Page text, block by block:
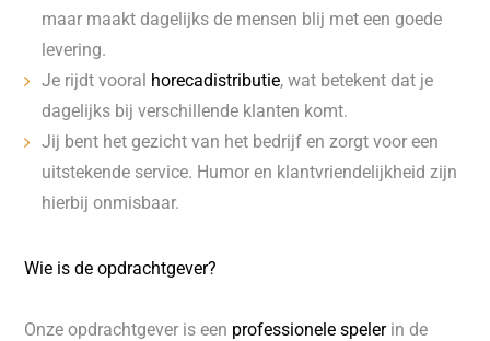
maar maakt dagelijks de mensen blij met een goede
levering.
Je rijdt vooral horecadistributie, wat betekent dat je
dagelijks bij verschillende klanten komt.
Jij bent het gezicht van het bedrijf en zorgt voor een
uitstekende service. Humor en klantvriendelijkheid zijn
hierbij onmisbaar.
Wie is de opdrachtgever?
Onze opdrachtgever is een professionele spelerin de